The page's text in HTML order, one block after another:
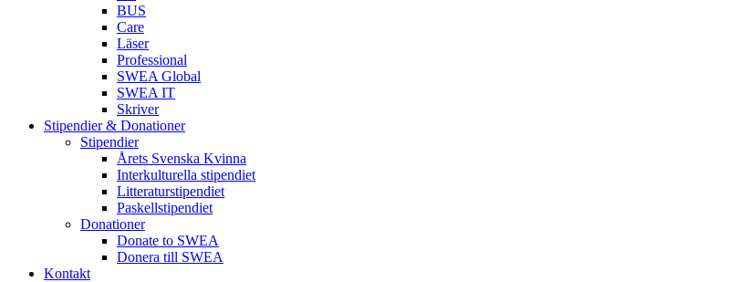
BUS
Care
Läser
Professional
SWEA Global
SWEA IT
Skriver
Stipendier & Donationer
Stipendier
Årets Svenska Kvinna
Interkulturella stipendiet
Litteraturstipendiet
Paskellstipendiet
Donationer
Donate to SWEA
Donera till SWEA
Kontakt